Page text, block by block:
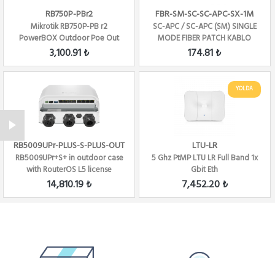
RB750P-PBr2
Mikrotik RB750P-PB r2
PowerBOX Outdoor Poe Out
Router ,L4
3,100.91 ₺
FBR-SM-SC-SC-APC-SX-1M
SC-APC / SC-APC (SM) SINGLE
MODE FIBER PATCH KABLO
SIMPLEX - 1 METRE
174.81 ₺
RB5009UPr-PLUS-S-PLUS-OUT
RB5009UPr+S+ in outdoor case
with RouterOS L5 license
14,810.19 ₺
YOLDA
LTU-LR
5 Ghz PtMP LTU LR Full Band 1x
Gbit Eth
7,452.20 ₺